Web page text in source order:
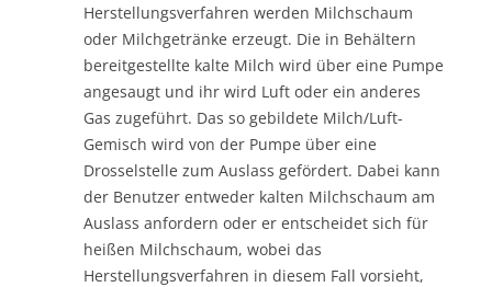
Herstellungsverfahren werden Milchschaum
oder Milchgetränke erzeugt. Die in Behältern
bereitgestellte kalte Milch wird über eine Pumpe
angesaugt und ihr wird Luft oder ein anderes
Gas zugeführt. Das so gebildete Milch/Luft-
Gemisch wird von der Pumpe über eine
Drosselstelle zum Auslass gefördert. Dabei kann
der Benutzer entweder kalten Milchschaum am
Auslass anfordern oder er entscheidet sich für
heißen Milchschaum, wobei das
Herstellungsverfahren in diesem Fall vorsieht,